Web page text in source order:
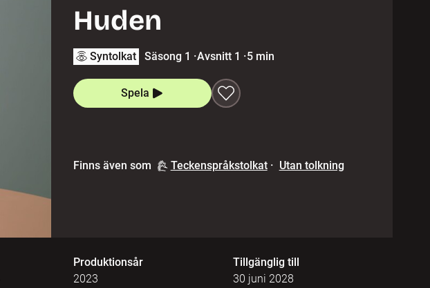
Huden
Syntolkat Säsong 1 ·Avsnitt 1 ·5 min
Spela
Finns även som Teckenspråkstolkat · Utan tolkning
Produktionsår
2023
Tillgänglig till
30 juni 2028